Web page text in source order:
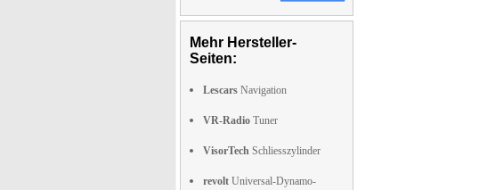
Mehr Hersteller-
Seiten:
Lescars Navigation
VR-Radio Tuner
VisorTech Schliesszylinder
revolt Universal-Dynamo-